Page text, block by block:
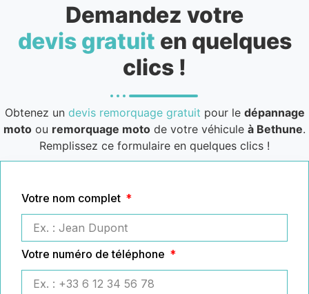
Demandez votre
devis gratuit en quelques
clics !
Obtenez un devis remorquage gratuit pour le dépannage
moto ou remorquage moto de votre véhicule à Bethune.
Remplissez ce formulaire en quelques clics !
Votre nom complet
Votre numéro de téléphone